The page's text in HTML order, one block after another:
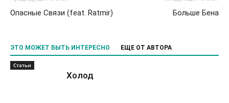
Опасные Связи (feat. Ratmir) Больше Бена
ЭТО МОЖЕТ БЫТЬ ИНТЕРЕСНО ЕЩЕ ОТ АВТОРА
Статьи
Холод